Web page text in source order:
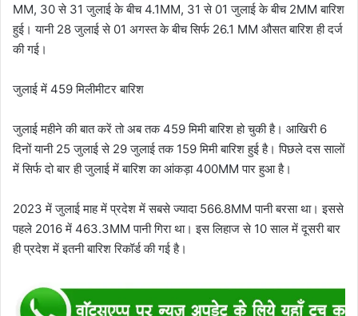
MM, 30 से 31 जुलाई के बीच 4.1MM, 31 से 01 जुलाई के बीच 2MM बारिश
हुई। यानी 28 जुलाई से 01 अगस्त के बीच सिर्फ 26.1 MM औसत बारिश ही दर्ज
की गई।
जुलाई में 459 मिलीमीटर बारिश
जुलाई महीने की बात करें तो अब तक 459 मिमी बारिश हो चुकी है। आखिरी 6
दिनों यानी 25 जुलाई से 29 जुलाई तक 159 मिमी बारिश हुई है। पिछले दस सालों
में सिर्फ दो बार ही जुलाई में बारिश का आंकड़ा 400MM पार हुआ है।
2023 में जुलाई माह में प्रदेश में सबसे ज्यादा 566.8MM पानी बरसा था। इससे
पहले 2016 में 463.3MM पानी गिरा था। इस लिहाज से 10 साल में दूसरी बार
ही प्रदेश में इतनी बारिश रिकॉर्ड की गई है।